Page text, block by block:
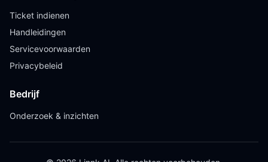
Ticket indienen
Handleidingen
Servicevoorwaarden
Privacybeleid
Bedrijf
Onderzoek & inzichten